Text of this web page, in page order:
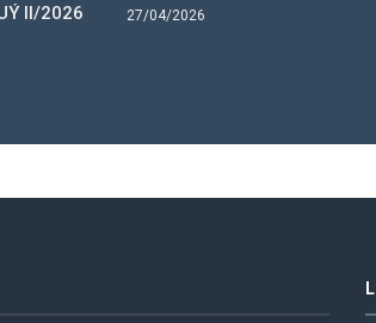
II/2026
27/04/2026